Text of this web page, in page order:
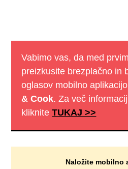
Vabimo vas, da med
preizkusite brezplačno in
oglasov mobilno aplikacijo
& Cook. Za več informacij
klikniteTUKAJ >>
Naložite mobilno